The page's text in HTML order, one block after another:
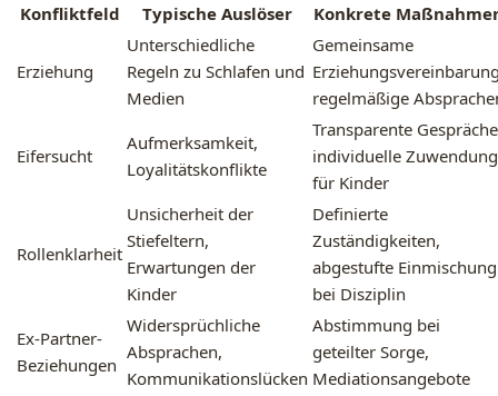
Konfliktfeld Typische Auslöser Konkrete
Erziehung
Unterschiedliche
Regeln zu Schlafen und
Medien
Gemeinsame
regelmäßige
Eifersucht
Aufmerksamkeit,
Loyalitätskonflikte
Transparente
individuelle Zuwendung
für Kinder
Rollenklarheit
Unsicherheit der
Stiefeltern,
Erwartungen der
Kinder
Definierte
Zuständigkeiten,
abgestufte Einmischung
bei Disziplin
Ex-Partner-
Beziehungen
Widersprüchliche
Absprachen,
Kommunikationslücken
Abstimmung bei
geteilter Sorge,
Mediationsangebote